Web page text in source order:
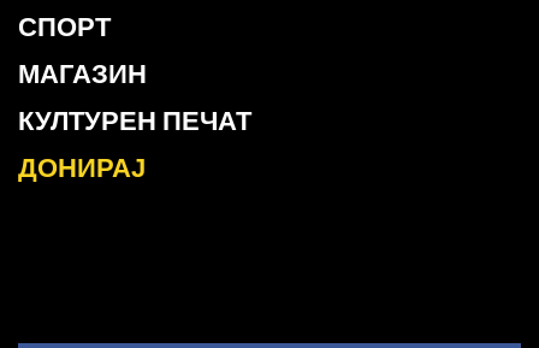
СПОРТ
МАГАЗИН
КУЛТУРЕН ПЕЧАТ
ДОНИРАЈ